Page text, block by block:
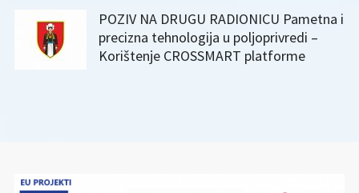
POZIV NA DRUGU RADIONICU Pametna i
precizna tehnologija u poljoprivredi –
Korištenje CROSSMART platforme